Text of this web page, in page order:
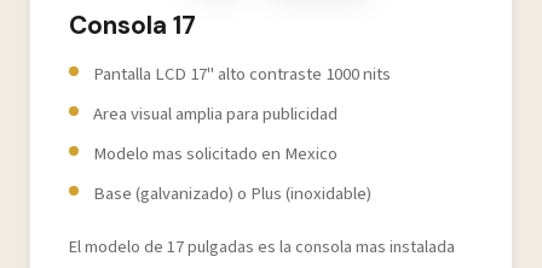
Consola 17
Pantalla LCD 17" alto contraste 1000 nits
Area visual amplia para publicidad
Modelo mas solicitado en Mexico
Base (galvanizado) o Plus (inoxidable)
El modelo de 17 pulgadas es la consola mas instalada